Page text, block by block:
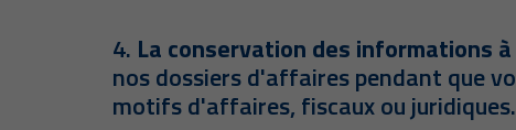
4. La conservation des informations
nos dossiers d'affaires pendant que
motifs d'affaires, fiscaux ou juridiques.